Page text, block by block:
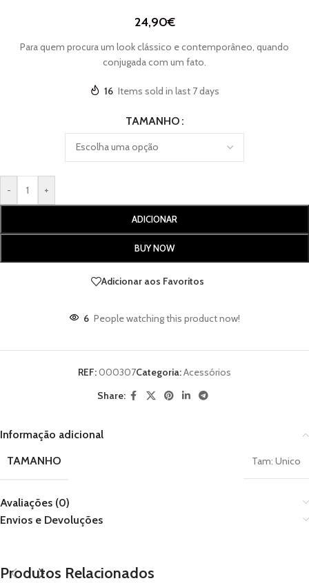
24,90€
Para quem procura um look clássico e contemporâneo, quando
conjugada com um fato.
16 Items sold in last 7 days
TAMANHO
- +
ADICIONAR
BUY NOW
Adicionar aos Favoritos
6 People watching this product now!
REF:000307Categoria:Acessórios
Share:
Informação adicional
TAMANHO
Tam: Unico
Avaliações (0)
Envios e Devoluções
Produtos Relacionados